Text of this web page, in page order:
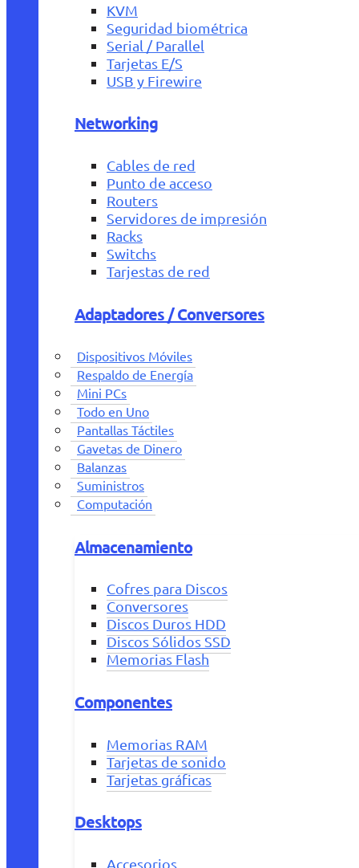
KVM
Seguridad biométrica
Serial / Parallel
Tarjetas E/S
USB y Firewire
Networking
Cables de red
Punto de acceso
Routers
Servidores de impresión
Racks
Switchs
Tarjestas de red
Adaptadores / Conversores
Dispositivos Móviles
Respaldo de Energía
Mini PCs
Todo en Uno
Pantallas Táctiles
Gavetas de Dinero
Balanzas
Suministros
Computación
Almacenamiento
Cofres para Discos
Conversores
Discos Duros HDD
Discos Sólidos SSD
Memorias Flash
Componentes
Memorias RAM
Tarjetas de sonido
Tarjetas gráficas
Desktops
Accesorios